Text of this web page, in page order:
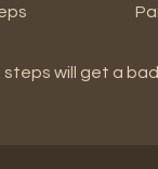
will get a